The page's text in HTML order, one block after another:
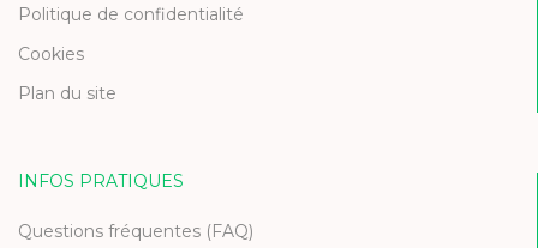
Politique de confidentialité
Cookies
Plan du site
INFOS PRATIQUES
Questions fréquentes (FAQ)